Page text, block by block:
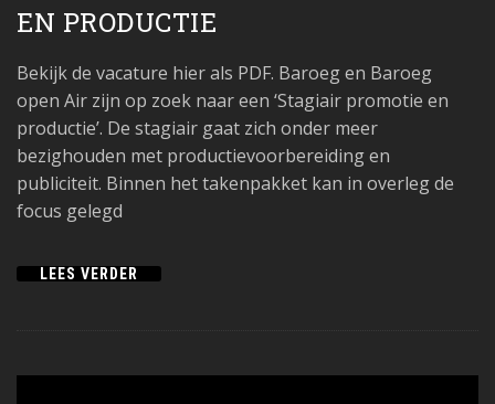
EN PRODUCTIE
Bekijk de vacature hier als PDF. Baroeg en Baroeg
open Air zijn op zoek naar een ‘Stagiair promotie en
productie’. De stagiair gaat zich onder meer
bezighouden met productievoorbereiding en
publiciteit. Binnen het takenpakket kan in overleg de
focus gelegd
LEES VERDER